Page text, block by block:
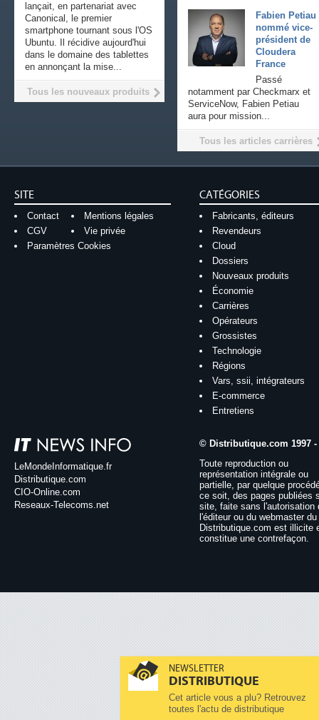
NEWSLETTER
DISTRIBUTIQUE
Cet article vous a plu? Retrouvez
toutes l'actu de distributique
Fabien Petiau
nommé vice-
président de
Cloudera
France
Passé
notamment par Checkmarx et
ServiceNow, Fabien Petiau
aura pour mission...
Tous les articles carrières
lançait, en partenariat avec
Canonical, le premier
smartphone tournant sous l'OS
Ubuntu. Il récidive aujourd'hui
dans le domaine des tablettes
en annonçant la mise...
Tous les nouveaux produits
SITE
Contact
Mentions légales
CGV
Vie privée
Paramètres Cookies
CATÉGORIES
Fabricants, éditeurs
Revendeurs
Cloud
Dossiers
Nouveaux produits
Économie
Carrières
Opérateurs
Grossistes
Technologie
Régions
Vars, ssii, intégrateurs
E-commerce
Entretiens
LeMondeInformatique.fr
Distributique.com
CIO-Online.com
Reseaux-Telecoms.net
© Distributique.com 1997 -
Toute reproduction ou
représentation intégrale ou
partielle, par quelque
ce soit, des pages publiées
site, faite sans l'autorisation
l'éditeur ou du webmaster
Distributique.com est illicite
constitue une contrefaçon.